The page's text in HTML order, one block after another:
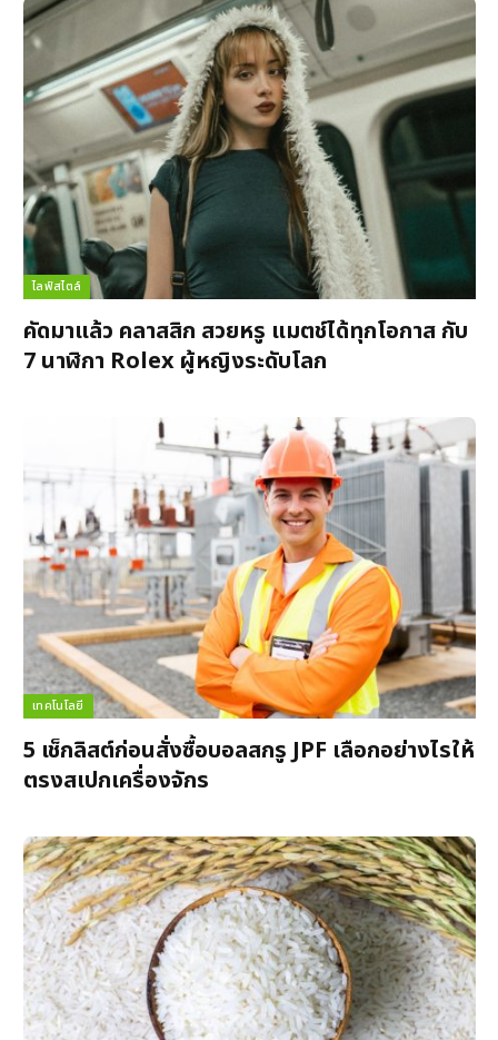
ไลฟ์สไตล์
คัดมาแล้ว คลาสสิก สวยหรู แมตช์ได้ทุกโอกาส กับ
7 นาฬิกา Rolex ผู้หญิงระดับโลก
เทคโนโลยี
5 เช็กลิสต์ก่อนสั่งซื้อบอลสกรู JPF เลือกอย่างไรให้
ตรงสเปกเครื่องจักร